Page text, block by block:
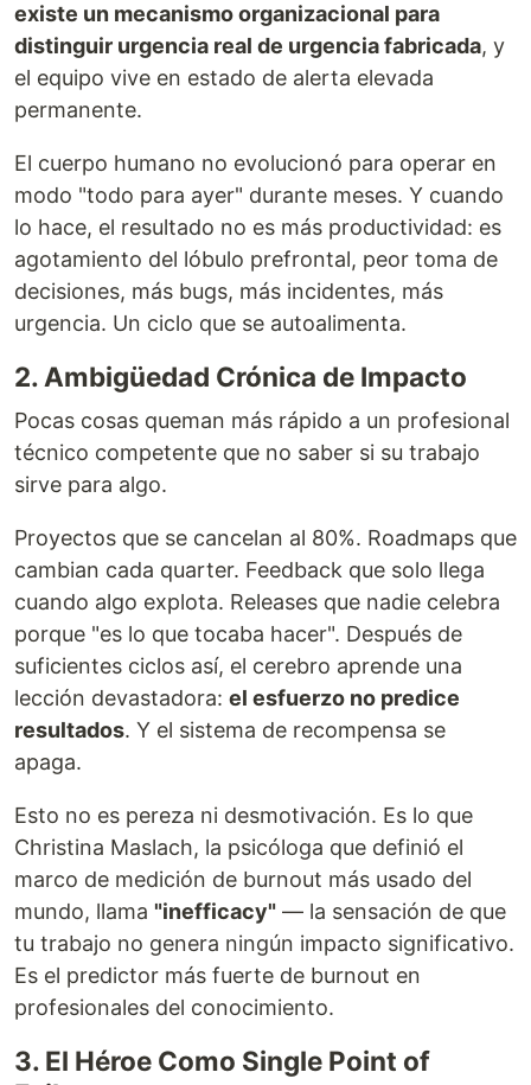
existe un mecanismo organizacional para
distinguir urgencia real de urgencia fabricada, y
el equipo vive en estado de alerta elevada
permanente.
El cuerpo humano no evolucionó para operar en
modo "todo para ayer" durante meses. Y cuando
lo hace, el resultado no es más productividad: es
agotamiento del lóbulo prefrontal, peor toma de
decisiones, más bugs, más incidentes, más
urgencia. Un ciclo que se autoalimenta.
2. Ambigüedad Crónica de Impacto
Pocas cosas queman más rápido a un profesional
técnico competente que no saber si su trabajo
sirve para algo.
Proyectos que se cancelan al 80%. Roadmaps que
cambian cada quarter. Feedback que solo llega
cuando algo explota. Releases que nadie celebra
porque "es lo que tocaba hacer". Después de
suficientes ciclos así, el cerebro aprende una
lección devastadora: el esfuerzo no predice
resultados. Y el sistema de recompensa se
apaga.
Esto no es pereza ni desmotivación. Es lo que
Christina Maslach, la psicóloga que definió el
marco de medición de burnout más usado del
mundo, llama "inefficacy" — la sensación de que
tu trabajo no genera ningún impacto significativo.
Es el predictor más fuerte de burnout en
profesionales del conocimiento.
3. El Héroe Como Single Point of